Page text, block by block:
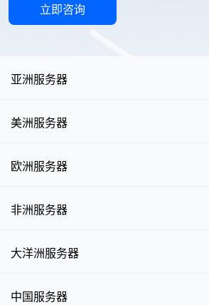
立即咨询
亚洲服务器
美洲服务器
欧洲服务器
非洲服务器
大洋洲服务器
中国服务器